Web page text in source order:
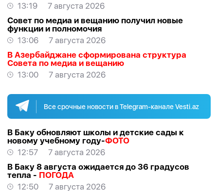
13:19
7 августа 2026
Совет по медиа и вещанию получил новые
функции и полномочия
13:06
7 августа 2026
В Азербайджане сформирована структура
Совета по медиа и вещанию
13:00
7 августа 2026
Все срочные новости в Telegram-канале Vesti.az
В Баку обновляют школы и детские сады к
новому учебному году-ФОТО
12:57
7 августа 2026
В Баку 8 августа ожидается до 36 градусов
тепла - ПОГОДА
12:50
7 августа 2026